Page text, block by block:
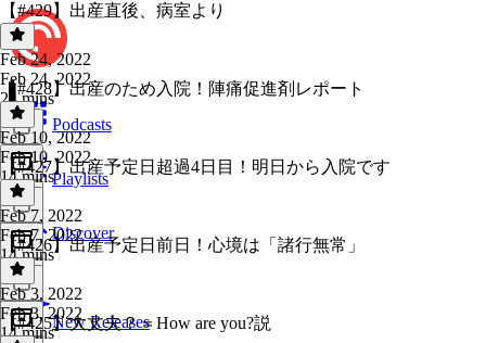
Podcasts
Playlists
Discover
New Releases
【#429】出産直後、病室より
Feb 24, 2022
Feb 24, 2022
24 mins
【#428】出産のため入院！陣痛促進剤レポート
Feb 10, 2022
Feb 10, 2022
14 mins
【#427】出産予定日超過4日目！明日から入院です
Feb 7, 2022
Feb 7, 2022
14 mins
【#426】出産予定日前日！心境は「諸行無常」
Feb 3, 2022
Feb 3, 2022
14 mins
【#425】大丈夫？＝How are you?説